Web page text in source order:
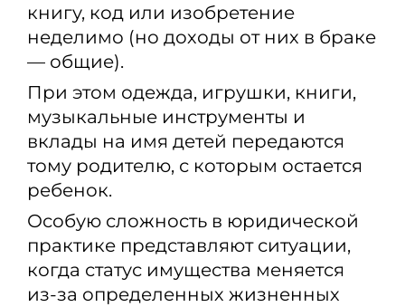
книгу, код или изобретение
неделимо (но доходы от них в браке
— общие).
При этом одежда, игрушки, книги,
музыкальные инструменты и
вклады на имя детей передаются
тому родителю, с которым остается
ребенок.
Особую сложность в юридической
практике представляют ситуации,
когда статус имущества меняется
из-за определенных жизненных